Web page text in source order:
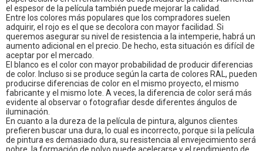
el espesor de la película también puede mejorar la calidad.
Entre los colores más populares que los compradores suelen
adquirir, el rojo es el que se decolora con mayor facilidad. Si
queremos asegurar su nivel de resistencia a la intemperie, habrá un
aumento adicional en el precio. De hecho, esta situación es difícil de
aceptar por el mercado.
El blanco es el color con mayor probabilidad de producir diferencias
de color. Incluso si se produce según la carta de colores RAL, pueden
producirse diferencias de color en el mismo proyecto, el mismo
fabricante y el mismo lote. A veces, la diferencia de color será más
evidente al observar o fotografiar desde diferentes ángulos de
iluminación.
En cuanto a la dureza de la película de pintura, algunos clientes
prefieren buscar una dura, lo cual es incorrecto, porque si la película
de pintura es demasiado dura, su resistencia al envejecimiento será